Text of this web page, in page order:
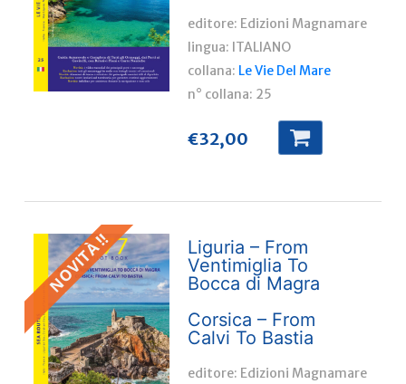
editore: Edizioni Magnamare
lingua: ITALIANO
collana: Le Vie Del Mare
n° collana: 25
€32,00
NOVITÀ !!
Liguria – From
Ventimiglia To
Bocca di Magra
Corsica – From
Calvi To Bastia
editore: Edizioni Magnamare